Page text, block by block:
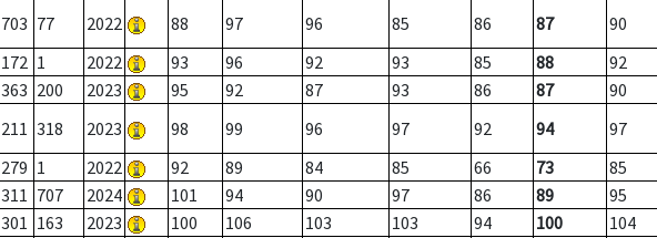
703 77 2022 88 97 96 85 86 87
90
172 1 2022 93 96 92 93 85 88
92
363 200 2023 95 92 87 93 86 87
90
211 318 2023 98 99 96 97 92 94
97
279 1 2022 92 89 84 85 66 73
85
311 707 2024 101 94 90 97 86 89
95
301 163 2023 100 106 103 103 94 100
104